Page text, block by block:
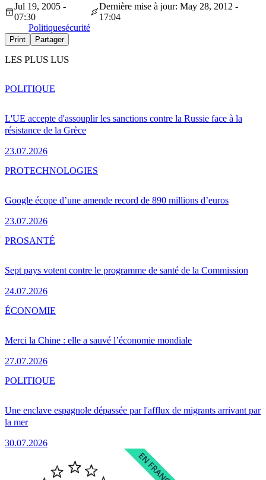
Jul 19, 2005 -
07:30
Dernière mise à jour: May 28, 2012 -
17:04
Politiquesécurité
Print Partager
LES PLUS LUS
L'UE accepte d'assouplir les sanctions contre la Russie face à la
résistance de la Grèce
23.07.2026
POLITIQUE
Google écope d’une amende record de 890 millions d’euros
23.07.2026
PROTECHNOLOGIES
Sept pays votent contre le programme de santé de la Commission
24.07.2026
PROSANTÉ
Merci la Chine : elle a sauvé l’économie mondiale
27.07.2026
ÉCONOMIE
Une enclave espagnole dépassée par l'afflux de migrants arrivant par
la mer
30.07.2026
POLITIQUE